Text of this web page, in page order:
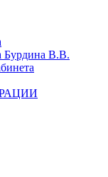
Бурдина В.В.